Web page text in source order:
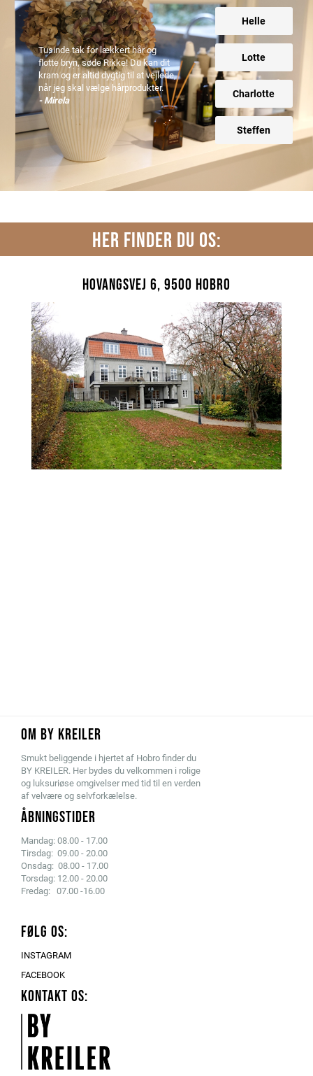
Helle
Lotte
Charlotte
Steffen
Tusinde tak for lækkert hår og
flotte bryn, søde Rikke! Du kan dit
kram og er altid dygtig til at vejlede,
når jeg skal vælge hårprodukter.
- Mirela
HER FINDER DU OS:
Hovangsvej 6, 9500 Hobro
OM BY KREILER
Smukt beliggende i hjertet af Hobro finder du
BY KREILER. Her bydes du velkommen i rolige
og luksuriøse omgivelser med tid til en verden
af velvære og selvforkælelse.
ÅBNINGSTIDER
Mandag: 08.00 - 17.00
Tirsdag: 09.00 - 20.00
Onsdag: 08.00 - 17.00
Torsdag: 12.00 - 20.00
Fredag: 07.00 -16.00
FØLG OS:
INSTAGRAM
FACEBOOK
KONTAKT OS: